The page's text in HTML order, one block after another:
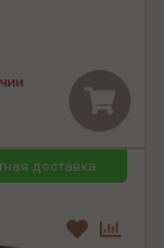
доставка